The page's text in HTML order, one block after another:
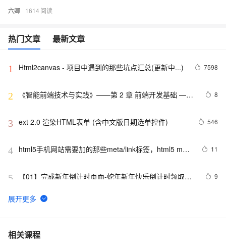
六卿 1614
热门文章 最新文章
1 Html2canvas - 项目中遇到的那些坑点汇总(更新中...) 7598
2
《智能前端技术与实践》——第 2 章 前端开发基础 ——
8
3 ext 2.0 渲染HTML表单 (含中文版日期选单控件) 546
4 html5手机网站需要加的那些meta/link标签，html5 meta
11
5
【01】完成新年倒计时页面-蛇年新年快乐倒计时领取礼
html5+div+CSS+JavaScript-优雅草卓伊凡-做一条关于新
9
6 C#服务器端获取客户端(html)控件值
7
相关课程